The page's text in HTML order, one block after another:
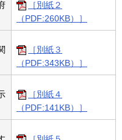
［別紙２
（PDF:260KB）］
［別紙３
（PDF:343KB）］
［別紙４
（PDF:141KB）］